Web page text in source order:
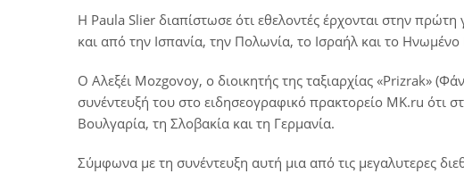
Η Paula Slier διαπίστωσε ότι εθελοντές έρχονται στην
και από την Ισπανία, την Πολωνία, το Ισραήλ και το Ηνωμένο
Ο Αλεξέι Mozgovoy, ο διοικητής της ταξιαρχίας «Prizrak»
συνέντευξή του στο ειδησεογραφικό πρακτορείο MK.ru ότι
Βουλγαρία, τη Σλοβακία και τη Γερμανία.
Σύμφωνα με τη συνέντευξη αυτή μια από τις μεγαλυτερες